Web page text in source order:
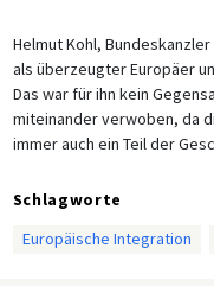
Helmut Kohl,
als überzeugter Europäer
Das war für ihn kein
miteinander verwoben, da
immer auch ein Teil der
Schlagworte
Europäische Integration